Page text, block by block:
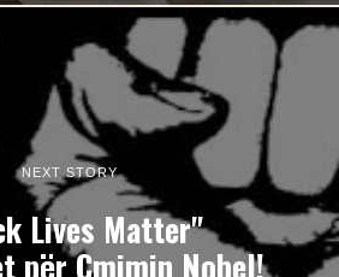
NEXT STORY
Lives Matter"
për Çmimin Nobel!